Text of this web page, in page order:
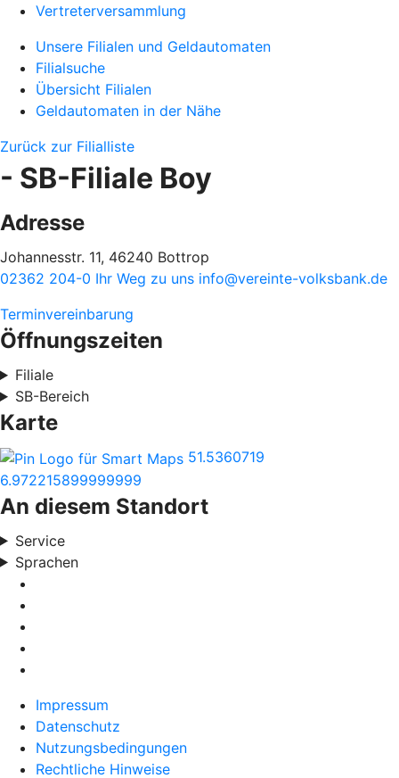
Vertreterversammlung
Unsere Filialen und Geldautomaten
Filialsuche
Übersicht Filialen
Geldautomaten in der Nähe
Zurück zur Filialliste
- SB-Filiale Boy
Adresse
Johannesstr. 11, 46240 Bottrop
02362 204-0 Ihr Weg zu uns info@vereinte-volksbank.de
Terminvereinbarung
Öffnungszeiten
Filiale
SB-Bereich
Karte
51.5360719
6.972215899999999
An diesem Standort
Service
Sprachen
Impressum
Datenschutz
Nutzungsbedingungen
Rechtliche Hinweise